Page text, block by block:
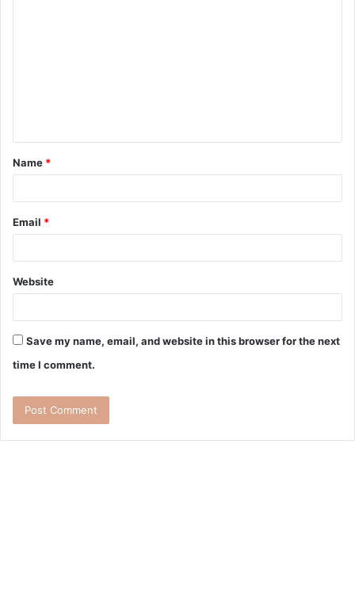
Name *
Email *
Website
Save my name, email, and website in this browser for the next
time I comment.